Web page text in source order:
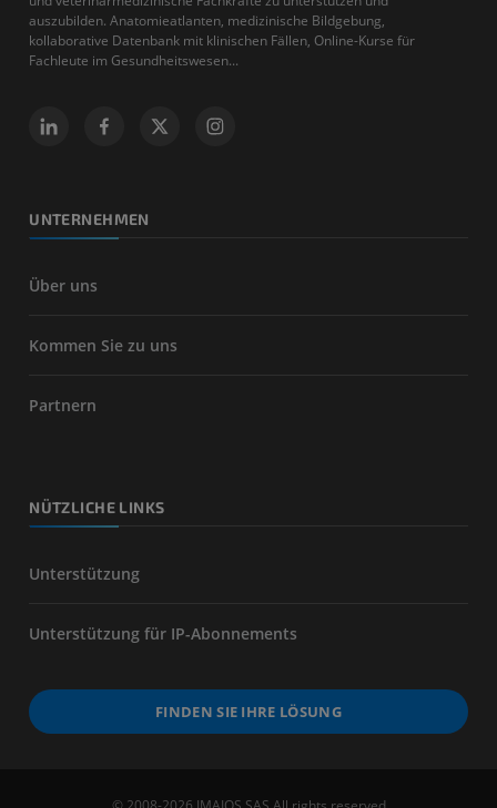
auszubilden. Anatomieatlanten, medizinische Bildgebung,
kollaborative Datenbank mit klinischen Fällen, Online-Kurse für
Fachleute im Gesundheitswesen...
UNTERNEHMEN
Über uns
Kommen Sie zu uns
Partnern
NÜTZLICHE LINKS
Unterstützung
Unterstützung für IP-Abonnements
FINDEN SIE IHRE LÖSUNG